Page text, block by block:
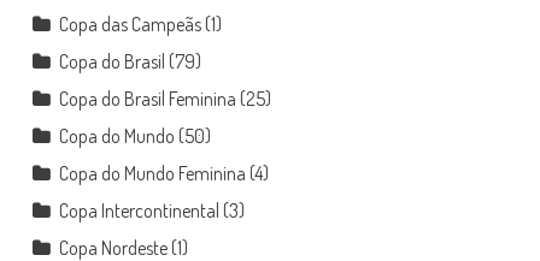
Copa das Campeãs(1)
Copa do Brasil (79)
Copa do Brasil Feminina (25)
Copa do Mundo (50)
Copa do Mundo Feminina (4)
Copa Intercontinental (3)
Copa Nordeste(1)